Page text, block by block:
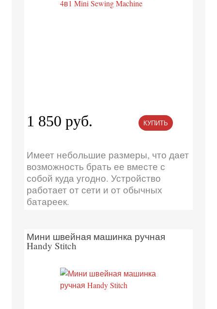
1 850 руб. КУПИТЬ
Имеет небольшие размеры, что дает
возможность брать ее вместе с
собой куда угодно. Устройство
работает от сети и от обычных
батареек.
Мини швейная машинка ручная
Handy Stitch